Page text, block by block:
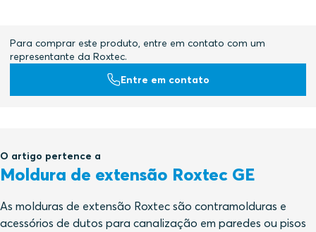
Para comprar este produto, entre em contato com um
representante da Roxtec.
Entre em contato
O artigo pertence a
Moldura de extensão Roxtec GE
As molduras de extensão Roxtec são contramolduras e
acessórios de dutos para canalização em paredes ou pisos